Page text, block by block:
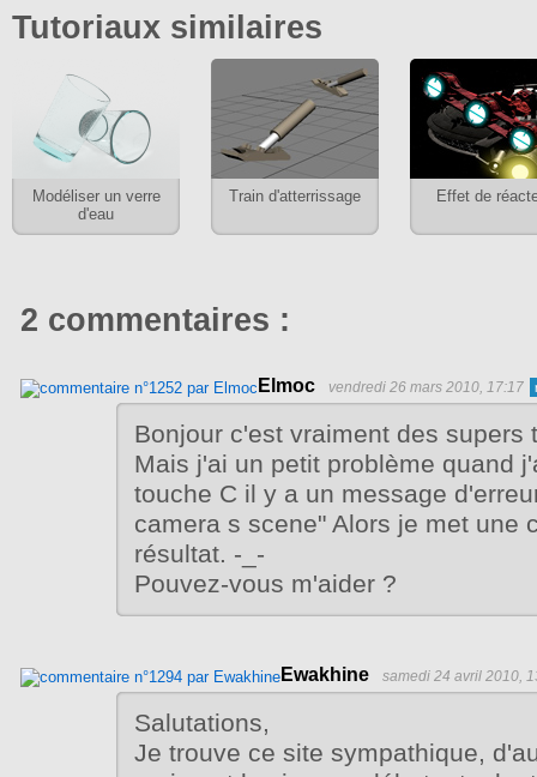
Tutoriaux similaires
Modéliser un verre
d'eau
Train d'atterrissage Effet de
2 commentaires :
Elmoc vendredi 26 mars 2010, 17:17
Bonjour c'est vraiment des supers
Mais j'ai un petit problème quand
touche C il y a un message
camera s scene" Alors je met une
résultat. -_-
Pouvez-vous m'aider ?
Ewakhine samedi 24 avril 2010,
Salutations,
Je trouve ce site sympathique,